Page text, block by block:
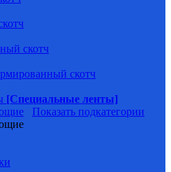
скотч
скотч
[Специальные ленты]
Показать подкатегории